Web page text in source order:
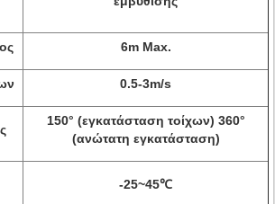
6m Max.
0.5-3m/s
150° (εγκατάσταση τοίχων) 360°
(ανώτατη εγκατάσταση)
-25~45℃